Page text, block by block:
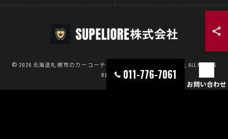
011-776-7061
お問い合わせ
© 2026 北海道札幌市のカーコーティングならSUPELIORE株式会社 ALL RIGHTS
RESERVED.